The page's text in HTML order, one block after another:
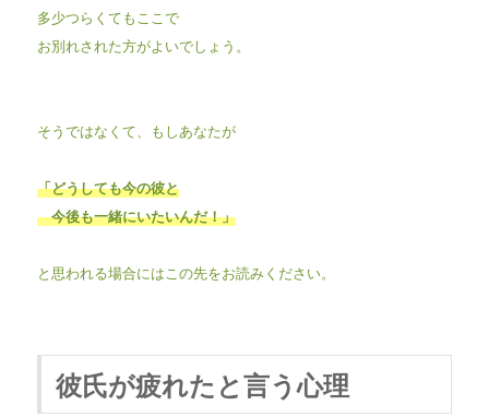
多少つらくてもここで
お別れされた方がよいでしょう。
そうではなくて、もしあなたが
「どうしても今の彼と
今後も一緒にいたいんだ！」
と思われる場合にはこの先をお読みください。
彼氏が疲れたと言う心理